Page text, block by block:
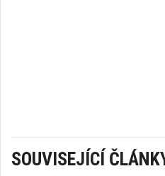
SOUVISEJÍCÍ